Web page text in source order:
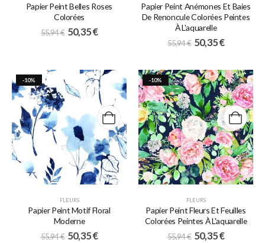
Papier Peint Belles Roses
Colorées
55,94€ 50,35€
Papier Peint Anémones Et Baies
De Renoncule Colorées Peintes
À L'aquarelle
55,94€ 50,35€
-10%
FLEURS
Papier Peint Motif Floral
Moderne
55,94€ 50,35€
-10%
FLEURS
Papier Peint Fleurs Et Feuilles
Colorées Peintes À L'aquarelle
55,94€ 50,35€